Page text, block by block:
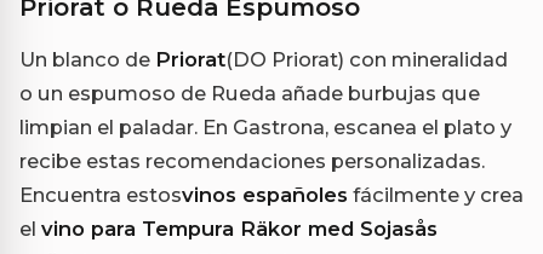
Priorat o Rueda Espumoso
Un blanco de Priorat(DO Priorat) con mineralidad
o un espumoso de Rueda añade burbujas que
limpian el paladar. En Gastrona, escanea el plato y
recibe estas recomendaciones personalizadas.
Encuentra estosvinos españoles fácilmente y crea
el vino para Tempura Räkor med Sojasås